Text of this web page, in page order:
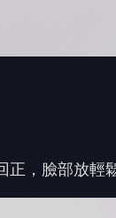
正，臉部放輕